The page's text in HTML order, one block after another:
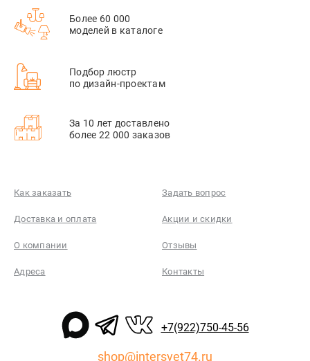
Более 60 000
моделей в каталоге
Подбор люстр
по дизайн-проектам
За 10 лет доставлено
более 22 000 заказов
Как заказать Задать вопрос
Доставка и оплата Акции и скидки
О компании Отзывы
Адреса Контакты
+7(922)750-45-56
shop@intersvet74.ru